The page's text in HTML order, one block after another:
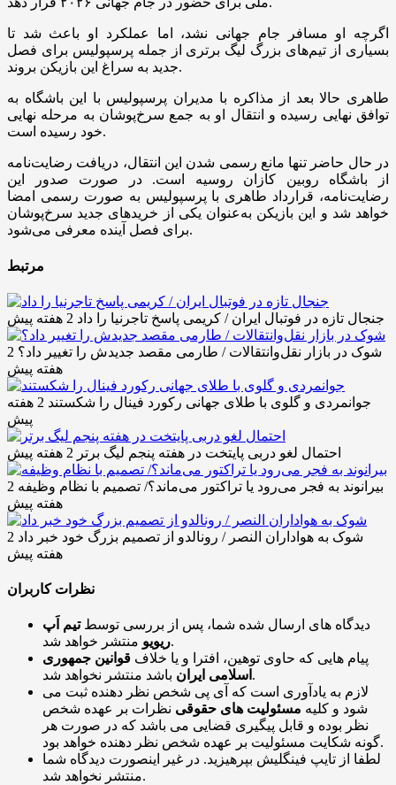
اگرچه او مسافر جام جهانی نشد، اما عملکرد او باعث شد تا
بسیاری از تیم‌های بزرگ لیگ برتری از جمله پرسپولیس برای فصل
جدید به سراغ این بازیکن بروند.
طاهری حالا بعد از مذاکره با مدیران پرسپولیس با این باشگاه به
توافق نهایی رسیده و انتقال او به جمع سرخ‌پوشان به مرحله نهایی
خود رسیده است.
در حال حاضر تنها مانع رسمی شدن این انتقال، دریافت رضایت‌نامه
از باشگاه روبین کازان روسیه است. در صورت صدور این
رضایت‌نامه، قرارداد طاهری با پرسپولیس به صورت رسمی امضا
خواهد شد و این بازیکن به‌عنوان یکی از خرید‌های جدید سرخ‌پوشان
برای فصل آینده معرفی می‌شود.
مرتبط
جنجال تازه در فوتبال ایران / کریمی پاسخ تاجرنیا را داد 2 هفته پیش
شوک در بازار نقل‌وانتقالات / طارمی مقصد جدیدش را تغییر داد؟ 2
هفته پیش
جوانمردی و گلوی با طلای جهانی رکورد فینال را شکستند
2 هفته
پیش
احتمال لغو دربی پایتخت در هفته پنجم لیگ برتر 2 هفته پیش
بیرانوند به فجر می‌رود یا تراکتور می‌ماند؟/ تصمیم با نظام وظیفه 2
هفته پیش
شوک به هواداران النصر / رونالدو از تصمیم بزرگ خود خبر داد 2
هفته پیش
نظرات کاربران
دیدگاه های ارسال شده شما، پس از بررسی توسطتیم اَپ
ریویومنتشر خواهد شد.
پیام هایی که حاوی توهین، افترا و یا خلاف قوانین جمهوری
اسلامی ایران باشد منتشر نخواهد شد.
لازم به یادآوری است که آی پی شخص نظر دهنده ثبت می
شود و کلیه مسئولیت های حقوقی نظرات بر عهده شخص
نظر بوده و قابل پیگیری قضایی می باشد که در صورت هر
گونه شکایت مسئولیت بر عهده شخص نظر دهنده خواهد بود.
لطفا از تایپ فینگلیش بپرهیزید. در غیر اینصورت دیدگاه شما
منتشر نخواهد شد.